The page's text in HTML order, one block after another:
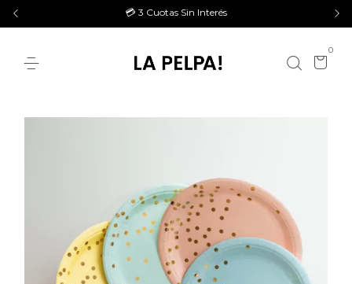
💳 3 Cuotas Sin Interés
0